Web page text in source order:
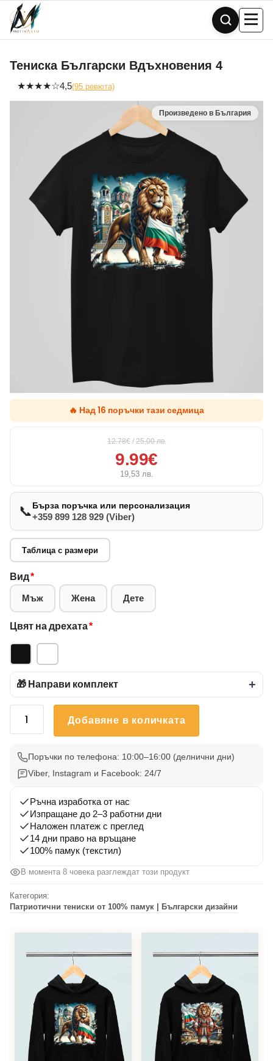
Skip
content
Тениска Български Вдъхновения 4
★★★★☆4,5(95 ревюта)
🔥 Над 16 поръчки тази седмица
12.78€ / 25,00лв.
9.99€
19,53 лв.
📞Бърза поръчка или персонализация
+359 899 128 929 (Viber)
Таблица с размери
Вид*
Мъж Жена Дете
Цвят на дрехата*
🎁 Направи комплект +
количество
Български
Вдъхновения
Добавяне в количката
Поръчки по телефона: 10:00–16:00 (делнични дни)
Viber, Instagram и Facebook: 24/7
Ръчна изработка от нас
Изпращане до 2–3 работни дни
Наложен платеж с преглед
14 дни право на връщане
100% памук (текстил)
В момента 8 човека разглеждат този продукт
Категория:
Патриотични тениски от 100% памук | Български дизайни